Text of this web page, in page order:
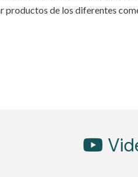
productos de los diferentes